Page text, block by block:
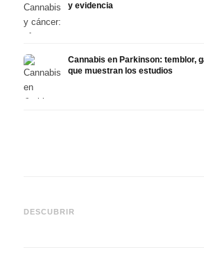
y evidencia
Cannabis en Parkinson: temblor,
que muestran los estudios
DESCUBRIR
automedición y lo que